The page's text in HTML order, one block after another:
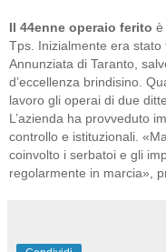
Il 44enne operaio ferito è
Tps. Inizialmente era stato
Annunziata di Taranto,
d’eccellenza brindisino.
lavoro gli operai di due
L’azienda ha provveduto
controllo e istituzionali.
coinvolto i serbatoi e gli
regolarmente in marcia»,